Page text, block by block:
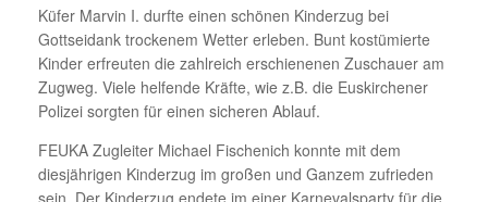
Küfer Marvin I. durfte einen schönen Kinderzug bei
Gottseidank trockenem Wetter erleben. Bunt kostümierte
Kinder erfreuten die zahlreich erschienenen Zuschauer am
Zugweg. Viele helfende Kräfte, wie z.B. die Euskirchener
Polizei sorgten für einen sicheren Ablauf.
FEUKA Zugleiter Michael Fischenich konnte mit dem
diesjährigen Kinderzug im großen und Ganzem zufrieden
sein. Der Kinderzug endete im einer Karnevalsparty für die